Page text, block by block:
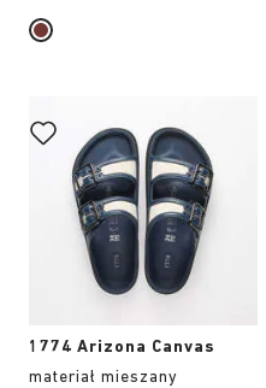
1774 Arizona Canvas
materiał mieszany
koloru
spowoduje
zmianę
zdjęcia
produktu